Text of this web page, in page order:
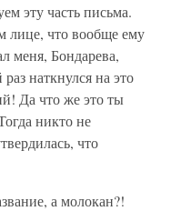
эту часть письма.
лице, что вообще ему
меня, Бондарева,
наткнулся на это
Да что же это ты
никто не
что
а молокан?!